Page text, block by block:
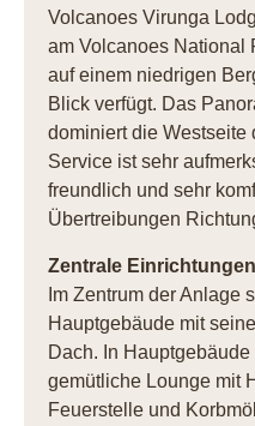
Volcanoes Virunga
am Volcanoes National
auf einem niedrigen
Blick verfügt. Das
dominiert die Westseite
Service ist sehr
freundlich und sehr
Übertreibungen
Zentrale Einrichtungen
Im Zentrum der Anlage
Hauptgebäude mit
Dach. In
gemütliche Lounge mit
Feuerstelle und